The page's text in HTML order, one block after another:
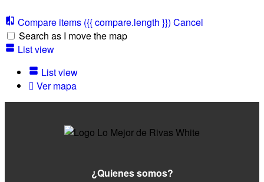
Compare items ({{ compare.length }}) Cancel
Search as I move the map
List view
List view
Ver mapa
¿Quienes somos?